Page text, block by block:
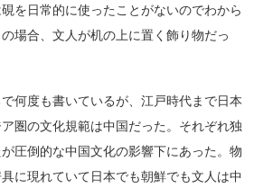
を日常的に使ったことがないのでわから
場合、文人が机の上に置く飾り物だっ
何度も書いているが、江戸時代まで日本
圏の文化規範は中国だった。それぞれ独
圧倒的な中国文化の影響下にあった。物
に現れていて日本でも朝鮮でも文人は中